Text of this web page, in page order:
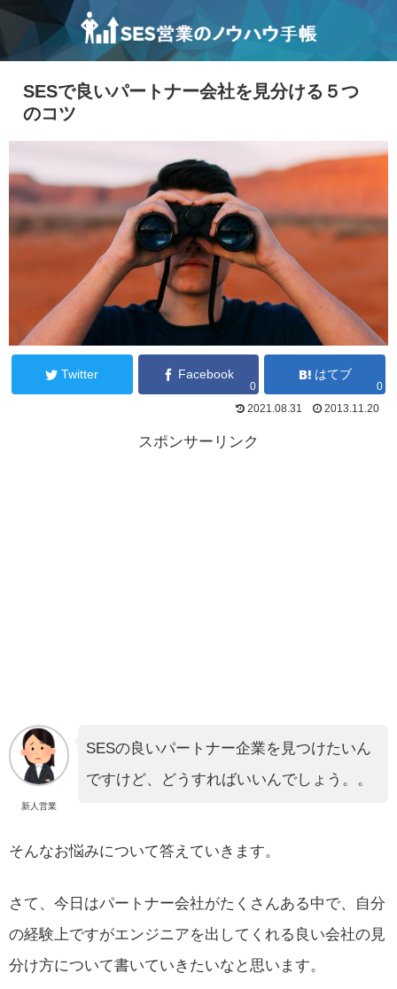
SESで良いパートナー会社を見分ける５つ
のコツ
Twitter Facebook
0
はてブ
0
2021.08.31
2013.11.20
スポンサーリンク
新人営業
SESの良いパートナー企業を見つけたいん
ですけど、どうすればいいんでしょう。。
そんなお悩みについて答えていきます。
さて、今日はパートナー会社がたくさんある中で、自分
の経験上ですがエンジニアを出してくれる良い会社の見
分け方について書いていきたいなと思います。